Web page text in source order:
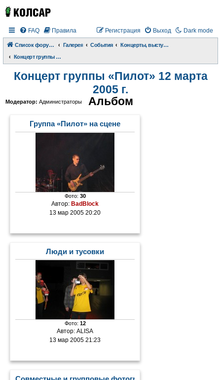
Dark mode
FAQ Правила Выход
Регистрация
Список форумов Галерея События
Концерты, выступления, дискотеки
Концерт группы «Пилот» 12 марта 2005 г.
Концерт группы «Пилот» 12 марта
2005 г.
Модератор: Администраторы Альбом
Группа «Пилот» на сцене
Фото: 30
Автор:BadBlock
13 мар 2005 20:20
Люди и тусовки
Фото: 12
Автор:ALISA
13 мар 2005 21:23